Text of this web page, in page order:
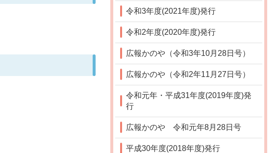
令和3年度(2021年度)発行
令和2年度(2020年度)発行
広報かのや（令和3年10月28日号）
広報かのや（令和2年11月27日号）
令和元年・平成31年度(2019年度)発
行
広報かのや 令和元年8月28日号
平成30年度(2018年度)発行